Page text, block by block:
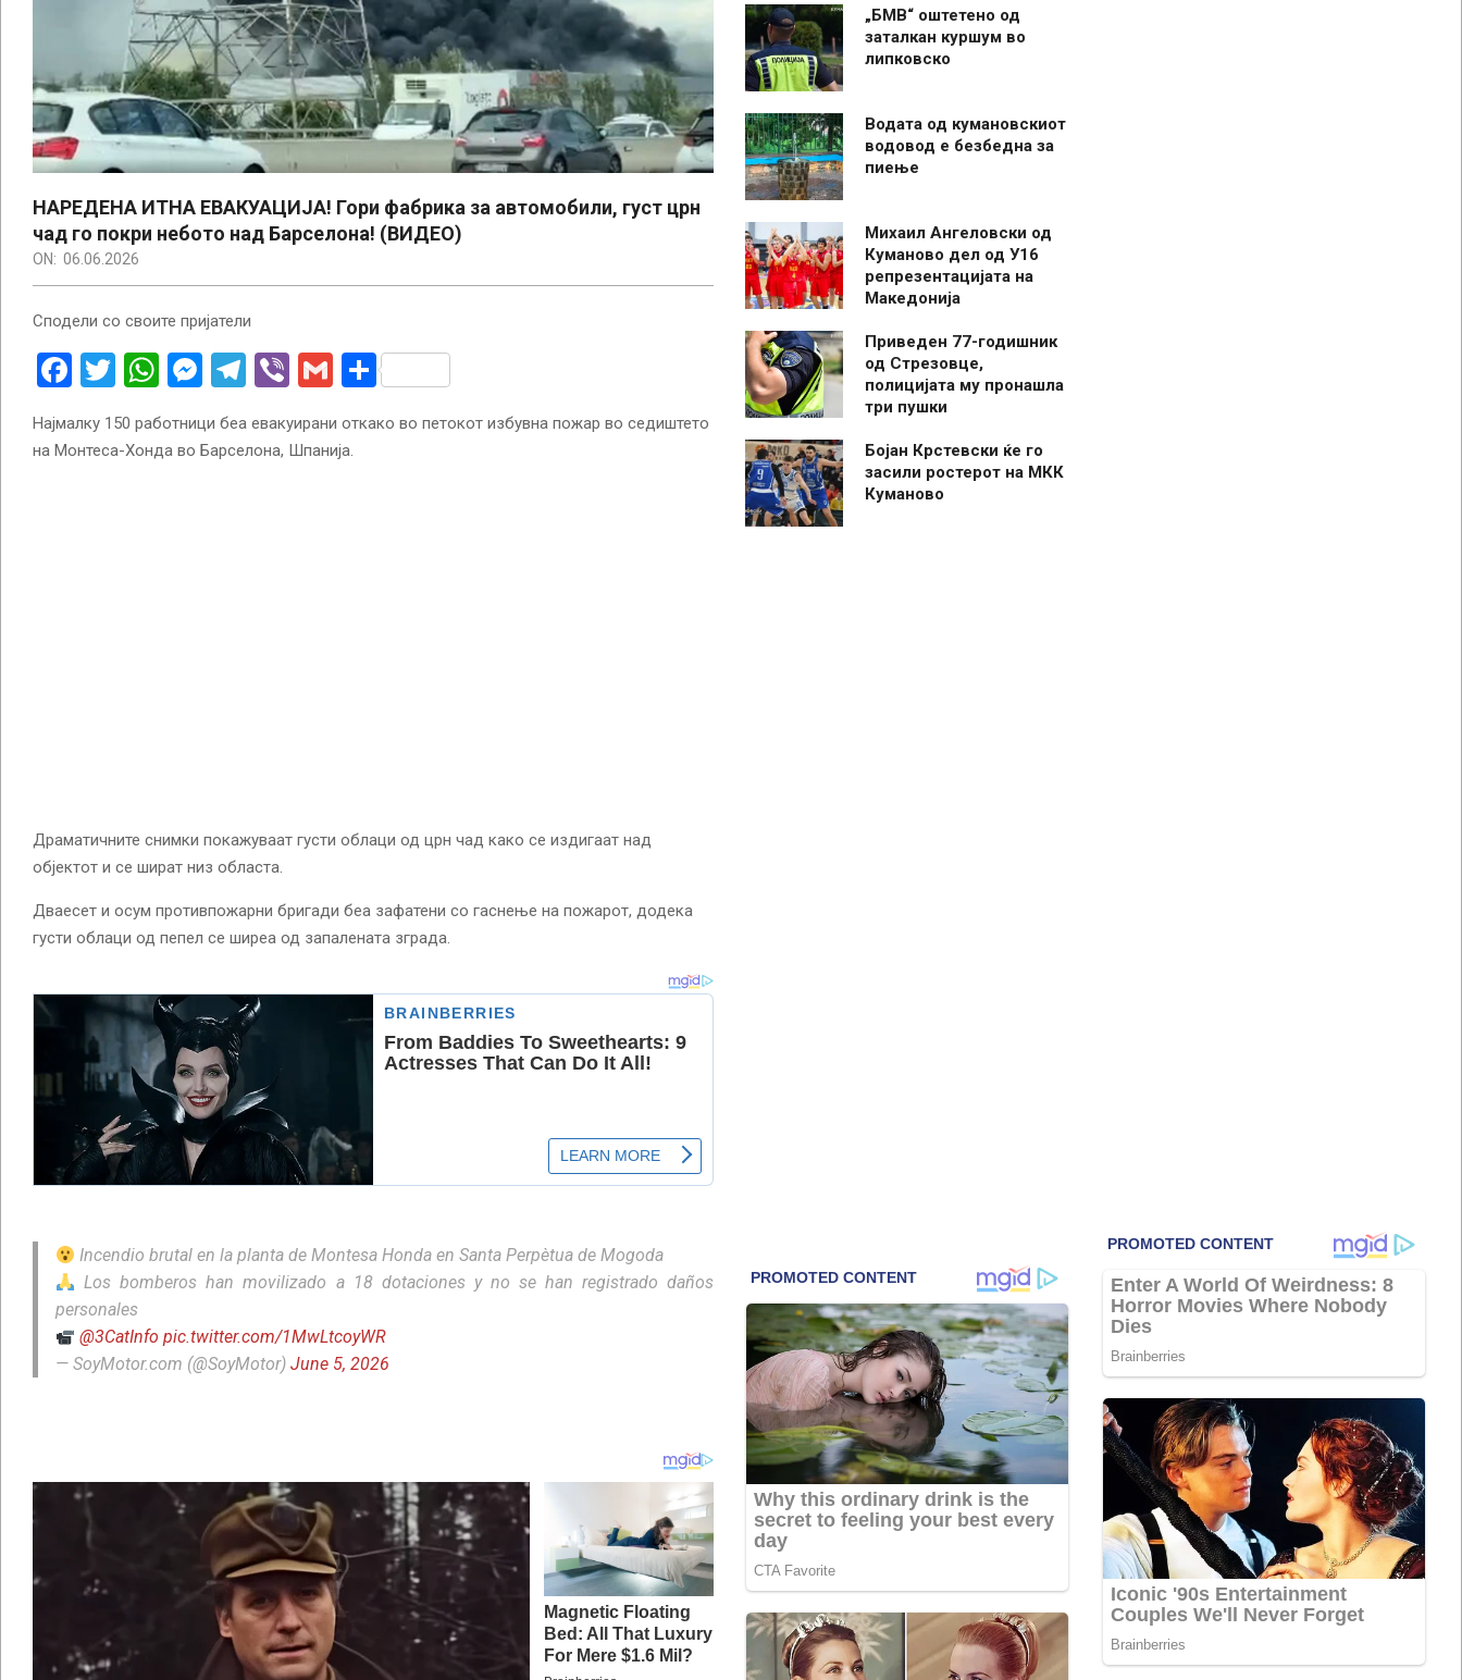
НАРЕДЕНА ИТНА ЕВАКУАЦИЈА! Гори фабрика за автомобили, густ црн
чад го покри небото над Барселона! (ВИДЕО)
ON: 06.06.2026
Сподели со своите пријатели
Facebook
Twitter
WhatsApp
Messenger
Telegram
ViberGmailShare
Најмалку 150 работници беа евакуирани откако во петокот избувна пожар во седиштето
на Монтеса-Хонда во Барселона, Шпанија.
Драматичните снимки покажуваат густи облаци од црн чад како се издигаат над
објектот и се шират низ областа.
Дваесет и осум противпожарни бригади беа зафатени со гаснење на пожарот, додека
густи облаци од пепел се ширеа од запалената зграда.
Incendio brutal en la planta de Montesa Honda en Santa Perpètua de Mogoda
Los bomberos han movilizado a 18 dotaciones y no se han registrado daños
personales
@3CatInfo pic.twitter.com/1MwLtcoyWR
— SoyMotor.com (@SoyMotor) June 5, 2026
„БМВ“ оштетено од
заталкан куршум во
липковско
Водата од кумановскиот
водовод е безбедна за
пиење
Михаил Ангеловски од
Куманово дел од У16
репрезентацијата на
Македонија
Приведен 77-годишник
од Стрезовце,
полицијата му пронашла
три пушки
Бојан Крстевски ќе го
засили ростерот на МКК
Куманово